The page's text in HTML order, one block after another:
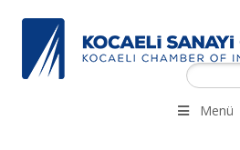
KSO 3500’ü aşkın sanayi kuruluşuna
Merkez, Çayırova, Dilovası, Gebze
Menü